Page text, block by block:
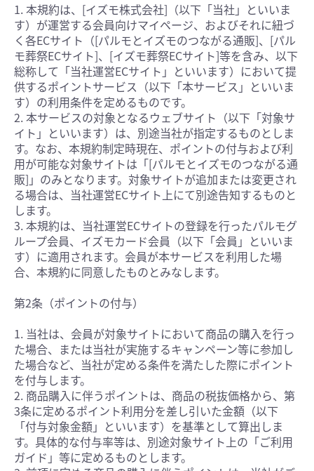
1. 本規約は、[イズモ株式会社]（以下「当社」といいま
す）が運営する会員向けマイページ、およびそれに紐づ
く各ECサイト（[パルモとイズモのつながる通販]、[パル
モ葬祭ECサイト]、[イズモ葬祭ECサイト]等を含み、以下
総称して「当社運営ECサイト」といいます）において提
供するポイントサービス（以下「本サービス」といいま
す）の利用条件を定めるものです。
2. 本サービスの対象となるウェブサイト（以下「対象サ
イト」といいます）は、別途当社が指定するものとしま
す。なお、本規約制定時現在、ポイントの付与および利
用が可能な対象サイトは「[パルモとイズモのつながる通
販]」のみとなります。対象サイトが追加または変更され
る場合は、当社運営ECサイト上にて別途告知するものと
します。
3. 本規約は、当社運営ECサイトの登録を行ったパルモグ
ループ会員、イズモカード会員（以下「会員」といいま
す）に適用されます。会員が本サービスを利用した場
合、本規約に同意したものとみなします。
第2条（ポイントの付与）
1. 当社は、会員が対象サイトにおいて商品の購入を行っ
た場合、または当社が実施するキャンペーン等に参加し
た場合など、当社が定める条件を満たした際にポイント
を付与します。
2. 商品購入に伴うポイントは、商品の税抜価格から、第
3条に定めるポイント利用分を差し引いた金額（以下
「付与対象金額」といいます）を基準として算出しま
す。具体的な付与率等は、別途対象サイト上の「ご利用
ガイド」等に定めるものとします。